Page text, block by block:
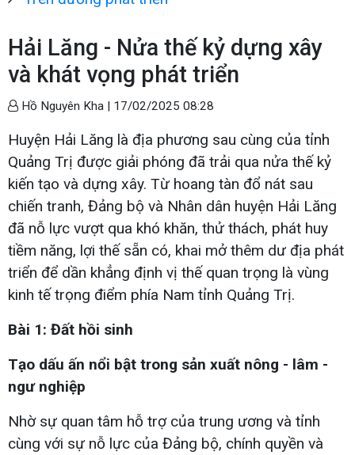
Hải Lăng - Nửa thế kỷ dựng xây
và khát vọng phát triển
Hồ Nguyên Kha | 17/02/2025 08:28
Huyện Hải Lăng là địa phương sau cùng của tỉnh
Quảng Trị được giải phóng đã trải qua nửa thế kỷ
kiến tạo và dựng xây. Từ hoang tàn đổ nát sau
chiến tranh, Đảng bộ và Nhân dân huyện Hải Lăng
đã nỗ lực vượt qua khó khăn, thử thách, phát huy
tiềm năng, lợi thế sẵn có, khai mở thêm dư địa phát
triển để dần khẳng định vị thế quan trọng là vùng
kinh tế trọng điểm phía Nam tỉnh Quảng Trị.
Bài 1: Đất hồi sinh
Tạo dấu ấn nổi bật trong sản xuất nông - lâm -
ngư nghiệp
Nhờ sự quan tâm hỗ trợ của trung ương và tỉnh
cùng với sự nỗ lực của Đảng bộ, chính quyền và